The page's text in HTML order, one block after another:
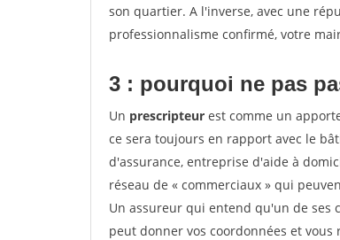
son quartier. A l'inverse, avec une
professionnalisme confirmé, votre
3 : pourquoi ne pas
Un prescripteur est comme un
ce sera toujours en rapport avec le
d'assurance, entreprise d'aide à
réseau de « commerciaux » qui
Un assureur qui entend qu'un de ses
peut donner vos coordonnées et